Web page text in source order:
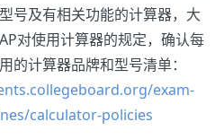
号及有相关功能的计算器，大
对使用计算器的规定，确认每
的计算器品牌和型号清单：
exam-
calculator-policies